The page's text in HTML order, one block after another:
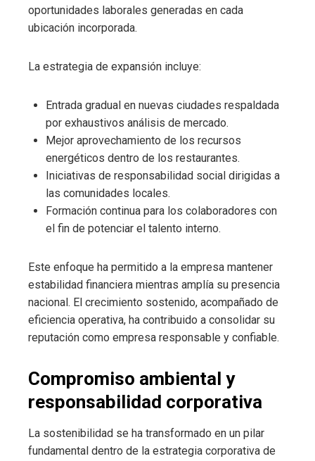
oportunidades laborales generadas en cada
ubicación incorporada.
La estrategia de expansión incluye:
Entrada gradual en nuevas ciudades respaldada
por exhaustivos análisis de mercado.
Mejor aprovechamiento de los recursos
energéticos dentro de los restaurantes.
Iniciativas de responsabilidad social dirigidas a
las comunidades locales.
Formación continua para los colaboradores con
el fin de potenciar el talento interno.
Este enfoque ha permitido a la empresa mantener
estabilidad financiera mientras amplía su presencia
nacional. El crecimiento sostenido, acompañado de
eficiencia operativa, ha contribuido a consolidar su
reputación como empresa responsable y confiable.
Compromiso ambiental y
responsabilidad corporativa
La sostenibilidad se ha transformado en un pilar
fundamental dentro de la estrategia corporativa de